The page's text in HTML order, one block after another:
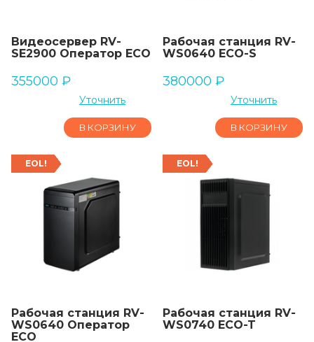
Видеосервер RV-
SE2900 Оператор ECO
355000 ₽
Уточнить
В КОРЗИНУ
Рабочая станция RV-
WS0640 ECO-S
380000 ₽
Уточнить
В КОРЗИНУ
EOL!
Рабочая станция RV-
WS0640 Оператор
ECO
EOL!
Рабочая станция RV-
WS0740 ECO-T